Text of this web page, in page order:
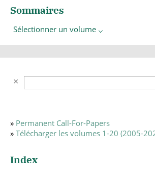
Sommaires
Sélectionner un volume
» Permanent Call-For-Papers
» Télécharger les volumes 1-20 (2005-
Index